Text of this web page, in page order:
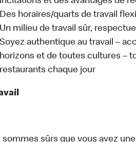
Des horaires/quarts de travail
Un milieu de travail sûr,
Soyez authentique au travail –
horizons et de toutes cultures –
restaurants chaque jour
sommes sûrs que vous avez